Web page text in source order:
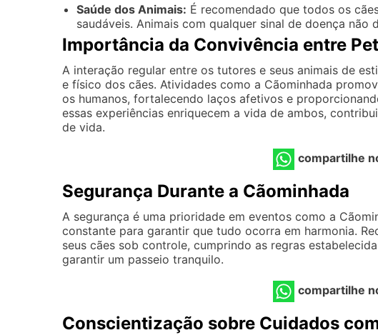
Saúde dos Animais: É recomendado que todos os
saudáveis. Animais com qualquer sinal de doença
Importância da Convivência entre
A interação regular entre os tutores e seus animais de
e físico dos cães. Atividades como a Cãominhada
os humanos, fortalecendo laços afetivos e
essas experiências enriquecem a vida de ambos,
de vida.
compartilhe
Segurança Durante a Cãominhada
A segurança é uma prioridade em eventos como a
constante para garantir que tudo ocorra em harmonia.
seus cães sob controle, cumprindo as regras
garantir um passeio tranquilo.
compartilhe
Conscientização sobre Cuidados